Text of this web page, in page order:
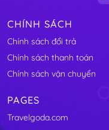
CHÍNH SÁCH
Chính sách đổi trả
Chính sách thanh toán
Chính sách vận chuyển
PAGES
Travelgoda.com